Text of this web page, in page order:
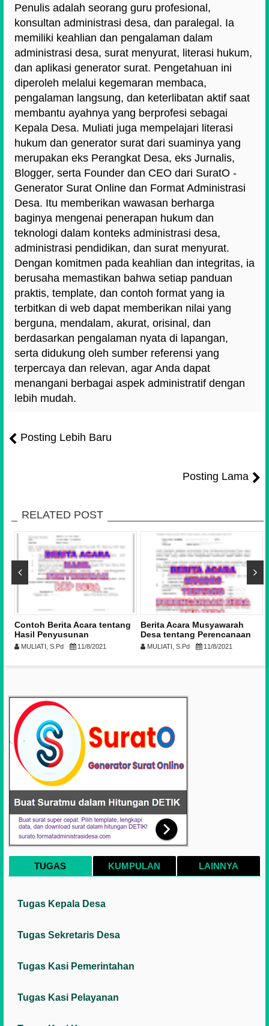
Penulis adalah seorang guru profesional,
konsultan administrasi desa, dan paralegal. Ia
memiliki keahlian dan pengalaman dalam
administrasi desa, surat menyurat, literasi hukum,
dan aplikasi generator surat. Pengetahuan ini
diperoleh melalui kegemaran membaca,
pengalaman langsung, dan keterlibatan aktif saat
membantu ayahnya yang berprofesi sebagai
Kepala Desa. Muliati juga mempelajari literasi
hukum dan generator surat dari suaminya yang
merupakan eks Perangkat Desa, eks Jurnalis,
Blogger, serta Founder dan CEO dari SuratO -
Generator Surat Online dan Format Administrasi
Desa. Itu memberikan wawasan berharga
baginya mengenai penerapan hukum dan
teknologi dalam konteks administrasi desa,
administrasi pendidikan, dan surat menyurat.
Dengan komitmen pada keahlian dan integritas, ia
berusaha memastikan bahwa setiap panduan
praktis, template, dan contoh format yang ia
terbitkan di web dapat memberikan nilai yang
berguna, mendalam, akurat, orisinal, dan
berdasarkan pengalaman nyata di lapangan,
serta didukung oleh sumber referensi yang
terpercaya dan relevan, agar Anda dapat
menangani berbagai aspek administratif dengan
lebih mudah.
Posting Lebih Baru
Posting Lama
RELATED POST
Contoh Berita Acara tentang
Hasil Penyusunan
Rancangan RKP Desa
MULIATI, S.Pd 11/8/2021
Berita Acara Musyawarah
Desa tentang Perencanaan
Desa dalam rangka
MULIATI, S.Pd 11/8/2021
TUGAS KUMPULAN LAINNYA
Tugas Kepala Desa
Tugas Sekretaris Desa
Tugas Kasi Pemerintahan
Tugas Kasi Pelayanan